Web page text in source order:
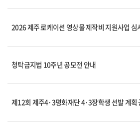
2026 제주 로케이션 영상물 제작비 지원사업 심
청탁금지법 10주년 공모전 안내
제12회 제주4·3평화재단 4·3장학생 선발 계획